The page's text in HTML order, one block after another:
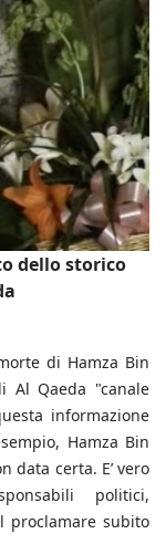
dello storico
di Hamza Bin
Al Qaeda "canale
informazione
Hamza Bin
data certa. E’ vero
politici,
proclamare subito